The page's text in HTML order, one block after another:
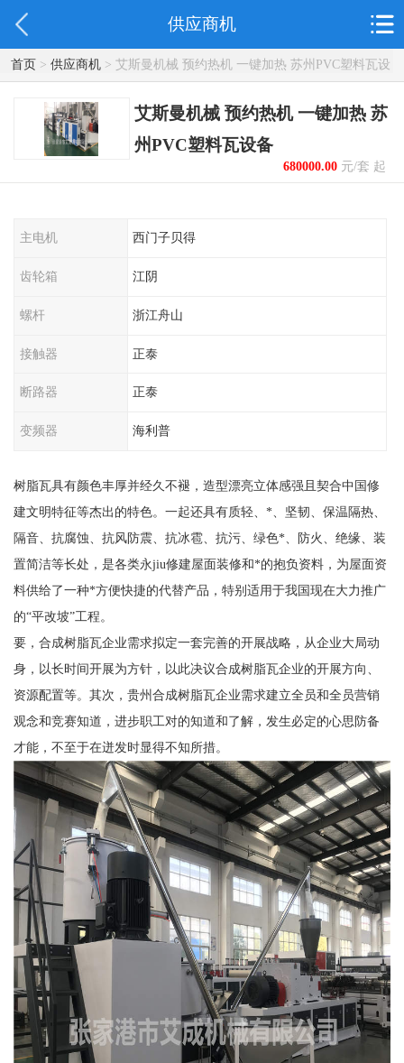
供应商机
首页> 供应商机> 艾斯曼机械 预约热机 一键加热 苏州PVC塑料瓦设
备
艾斯曼机械 预约热机 一键加热 苏
州PVC塑料瓦设备
680000.00元/套 起
主电机 西门子贝得
齿轮箱 江阴
螺杆 浙江舟山
接触器 正泰
断路器 正泰
变频器 海利普
树脂瓦具有颜色丰厚并经久不褪，造型漂亮立体感强且契合中国修
建文明特征等杰出的特色。一起还具有质轻、*、坚韧、保温隔热、
隔音、抗腐蚀、抗风防震、抗冰雹、抗污、绿色*、防火、绝缘、装
置简洁等长处，是各类永jiu修建屋面装修和*的抱负资料，为屋面资
料供给了一种*方便快捷的代替产品，特别适用于我国现在大力推广
的“平改坡”工程。
要，合成树脂瓦企业需求拟定一套完善的开展战略，从企业大局动
身，以长时间开展为方针，以此决议合成树脂瓦企业的开展方向、
资源配置等。其次，贵州合成树脂瓦企业需求建立全员和全员营销
观念和竞赛知道，进步职工对的知道和了解，发生必定的心思防备
才能，不至于在迸发时显得不知所措。